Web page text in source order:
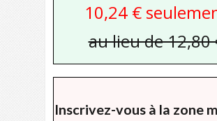
10,24 €
au lieu de 12,80
Inscrivez-vous à la zone